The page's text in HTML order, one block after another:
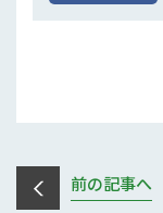
前の記事へ